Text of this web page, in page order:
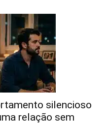
silencioso
relação sem